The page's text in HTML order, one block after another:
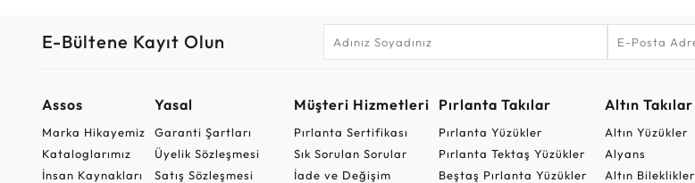
E-Bültene Kayıt Olun
Assos
Marka Hikayemiz
Kataloglarımız
İnsan Kaynakları
Yasal
Garanti Şartları
Üyelik Sözleşmesi
Satış Sözleşmesi
Müşteri Hizmetleri
Pırlanta Sertifikası
Sık Sorulan Sorular
İade ve Değişim
Pırlanta Takılar
Pırlanta Yüzükler
Pırlanta Tektaş Yüzükler
Beştaş Pırlanta Yüzükler
Altın Takılar
Altın Yüzükler
Alyans
Altın Bileklikler